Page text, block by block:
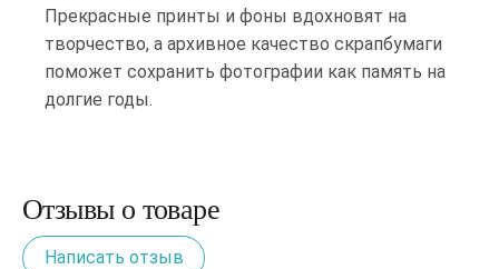
Прекрасные принты и фоны вдохновят на
творчество, а архивное качество скрапбумаги
поможет сохранить фотографии как память на
долгие годы.
Отзывы о товаре
Написать отзыв